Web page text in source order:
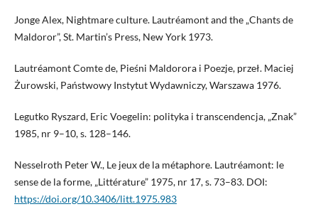
Jonge Alex, Nightmare culture. Lautréamont and the „Chants de
Maldoror”, St. Martin’s Press, New York 1973.
Lautréamont Comte de, Pieśni Maldorora i Poezje, przeł. Maciej
Żurowski, Państwowy Instytut Wydawniczy, Warszawa 1976.
Legutko Ryszard, Eric Voegelin: polityka i transcendencja, „Znak”
1985, nr 9–10, s. 128–146.
Nesselroth Peter W., Le jeux de la métaphore. Lautréamont: le
sense de la forme, „Littérature” 1975, nr 17, s. 73–83. DOI:
https://doi.org/10.3406/litt.1975.983